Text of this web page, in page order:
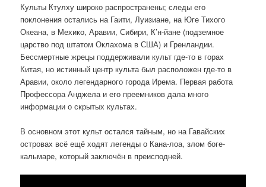
Культы Ктулху широко распространены; следы его
поклонения остались на Гаити, Луизиане, на Юге Тихого
Океана, в Мехико, Аравии, Сибири, К’н-йане (подземное
царство под штатом Оклахома в США) и Гренландии.
Бессмертные жрецы поддерживали культ где-то в горах
Китая, но истинный центр культа был расположен где-то в
Аравии, около легендарного города Ирема. Первая работа
Профессора Анджела и его преемников дала много
информации о скрытых культах.
В основном этот культ остался тайным, но на Гавайских
островах всё ещё ходят легенды о Кана-лоа, злом боге-
кальмаре, который заключён в преисподней.